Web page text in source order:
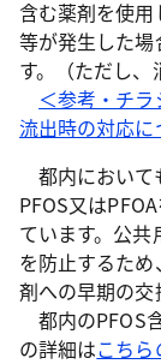
含む薬剤を使
等が発生した
す。（ただし、
＜参考・チ
流出時の対応に
都内において
PFOS又は
ています。公
を防止するた
剤への早期の交
都内のPFOS
の詳細はこち